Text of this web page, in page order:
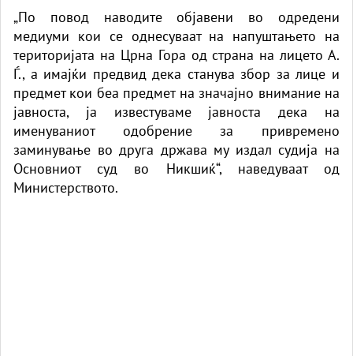
„По повод наводите објавени во одредени
медиуми кои се однесуваат на напуштањето на
територијата на Црна Гора од страна на лицето А.
Ѓ., а имајќи предвид дека станува збор за лице и
предмет кои беа предмет на значајно внимание на
јавноста, ја известуваме јавноста дека на
именуваниот одобрение за привремено
заминување во друга држава му издал судија на
Основниот суд во Никшиќ“, наведуваат од
Министерството.